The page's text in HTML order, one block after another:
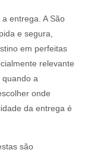
entrega. A São
e segura,
em perfeitas
relevante
a
onde
da entrega é
são